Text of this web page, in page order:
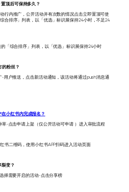
顶后可保持多久？
行内推广，公开活动并有次数的情况点击立即置顶可使
合排序」列表，以「优选」标识展保持24小时，不足24
「综合排序」列表，以「优选」标识展保持24小时
粉丝？
用户推送，点击新活动通知，该活动将通过push消息通
小红书内完成报名？
-点击申请上架（仅公开活动可申请 ）进入审批流程
书二维码，使用小红书APP扫码进入活动页面
变？
择需要开启的活动-点击分享榜